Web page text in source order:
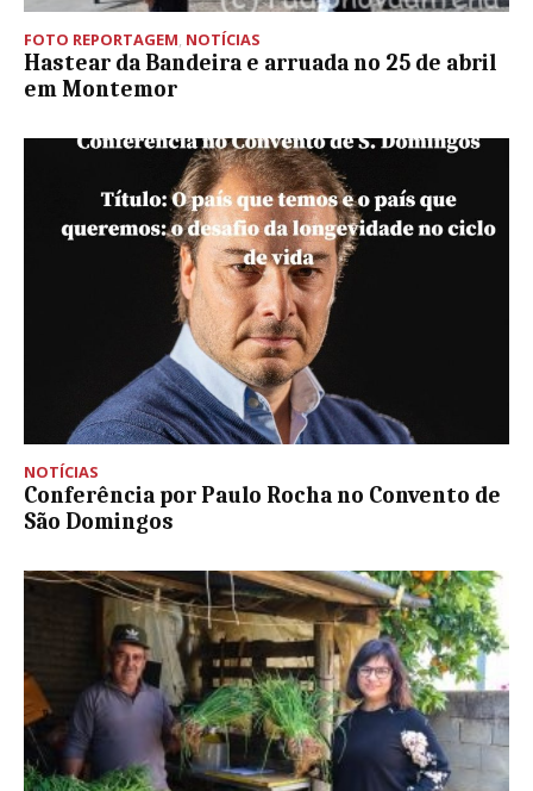
FOTO REPORTAGEM, NOTÍCIAS
Hastear da Bandeira e arruada no 25 de abril
em Montemor
NOTÍCIAS
Conferência por Paulo Rocha no Convento de
São Domingos